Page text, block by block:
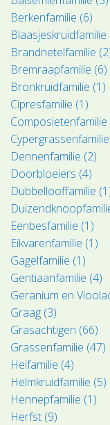
Berkenfamilie (6)
Blaasjeskruidfamilie
Brandnetelfamilie
Bremraapfamilie (6)
Bronkruidfamilie (1)
Cipresfamilie (1)
Composietenfamilie
Dennenfamilie (2)
Doorbloeiers (4)
Dubbellooffamilie
Eenbesfamilie (1)
Eikvarenfamilie (1)
Gagelfamilie (1)
Gentiaanfamilie (4)
Geranium en
Graag (3)
Grasachtigen (66)
Grassenfamilie (47)
Heifamilie (4)
Helmkruidfamilie (5)
Hennepfamilie (1)
Herfst (9)